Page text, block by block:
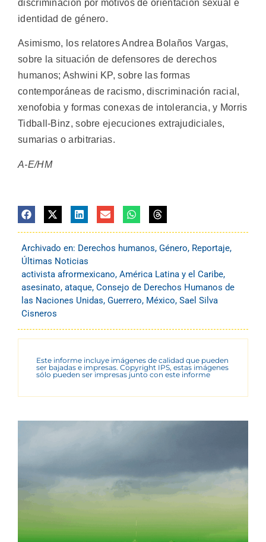
discriminación por motivos de orientación sexual e
identidad de género.
Asimismo, los relatores Andrea Bolaños Vargas,
sobre la situación de defensores de derechos
humanos; Ashwini KP, sobre las formas
contemporáneas de racismo, discriminación racial,
xenofobia y formas conexas de intolerancia, y Morris
Tidball-Binz, sobre ejecuciones extrajudiciales,
sumarias o arbitrarias.
A-E/HM
Archivado en: Derechos humanos, Género, Reportaje,
Últimas Noticias
activista afrormexicano, América Latina y el Caribe,
asesinato, ataque, Consejo de Derechos Humanos de
las Naciones Unidas, Guerrero, México, Sael Silva
Cisneros
Este informe incluye imágenes de calidad que pueden
ser bajadas e impresas. Copyright IPS, estas imágenes
sólo pueden ser impresas junto con este informe